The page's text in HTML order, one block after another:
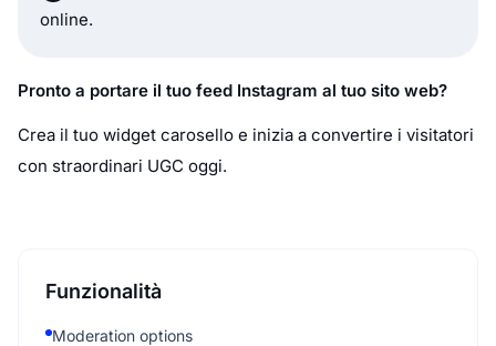
online.
Pronto a portare il tuo feed Instagram al tuo sito web?
Crea il tuo widget carosello e inizia a convertire i visitatori
con straordinari UGC oggi.
Funzionalità
Moderation options